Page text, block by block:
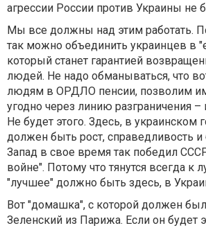
агрессии России против Украины не
Мы все должны над этим работать.
так можно объединить украинцев в
который станет гарантией
людей. Не надо обманываться, что
людям в ОРДЛО пенсии, позволим им
угодно через линию разграничения –
Не будет этого. Здесь, в украинском
должен быть рост, справедливость и
Запад в свое время так победил
войне". Потому что тянутся всегда к
"лучшее" должно быть здесь, в
Вот "домашка", с которой должен
Зеленский из Парижа. Если он будет